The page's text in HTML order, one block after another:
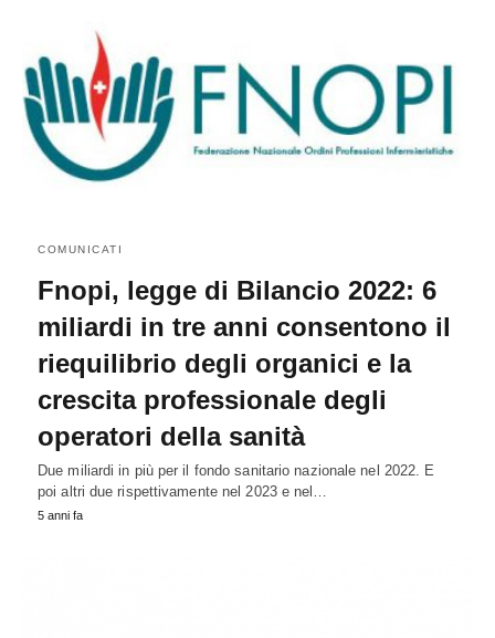
COMUNICATI
Fnopi, legge di Bilancio 2022: 6
miliardi in tre anni consentono il
riequilibrio degli organici e la
crescita professionale degli
operatori della sanità
Due miliardi in più per il fondo sanitario nazionale nel 2022. E
poi altri due rispettivamente nel 2023 e nel…
5 anni fa